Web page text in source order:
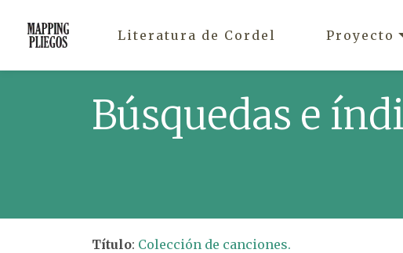
Literatura de Cordel Proyecto
Búsquedas e
Título: Colección de canciones.